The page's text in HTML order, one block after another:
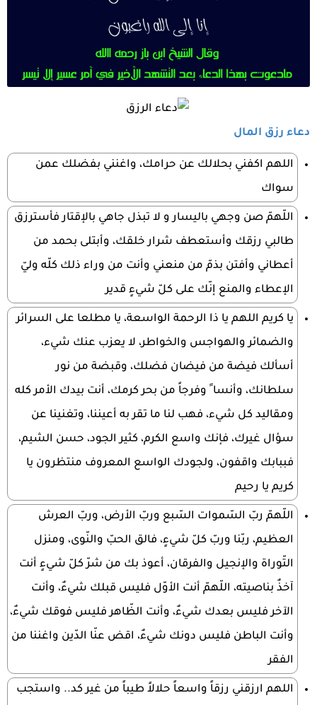
دعاء رزق المال
اللهم اكفني بحلالك عن حرامك، واغنني بفضلك عمن
سواك
اللّهمّ صن وجهي باليسار و لا تبذل جاهي بالإقتار فأسترزق
طالبي رزقك وأستعطف شرار خلقك، وأبتلى بحمد من
أعطاني وأفتن بذمّ من منعني وأنت من وراء ذلك كلّه وليّ
الإعطاء والمنع إنّك على‏ كلّ شي‏ءٍ قدير
يا كريم اللهم يا ذا الرحمة الواسعة، يا مطلعا على السرائر
والضمائر والهواجس والخواطر، لا يعزب عنك شيء،
أسألك فيضة من فيضان فضلك، وقبضة من نور
سلطانك، وأنسا ً وفرجاً من بحر كرمك، أنت بيدك الأمر كله
ومقاليد كل شيء، فهب لنا ما تقر به أعيننا، وتغنينا عن
سؤال غيرك، فإنك واسع الكرم، كثير الجود، حسن الشيم،
فببابك واقفون، ولجودك الواسع المعروف منتظرون يا
كريم يا رحيم
اللّهمّ ربّ السّموات السّبع وربّ الأرض، وربّ العرش
العظيم، ربّنا وربّ كلّ شيءٍ، فالق الحبّ والنّوى، ومنزل
التّوراة والإنجيل والفرقان، أعوذ بك من شرّ كلّ شيءٍ أنت
آخذٌ بناصيته، اللّهمّ أنت الأوّل فليس قبلك شيءٌ، وأنت
الآخر فليس بعدك شيءٌ، وأنت الظّاهر فليس فوقك شيءٌ،
وأنت الباطن فليس دونك شيءٌ، اقض عنّا الدّين واغننا من
الفقر
اللهم ارزقني رزقاً واسعاً حلالاً طيباً من غير كد.. واستجب